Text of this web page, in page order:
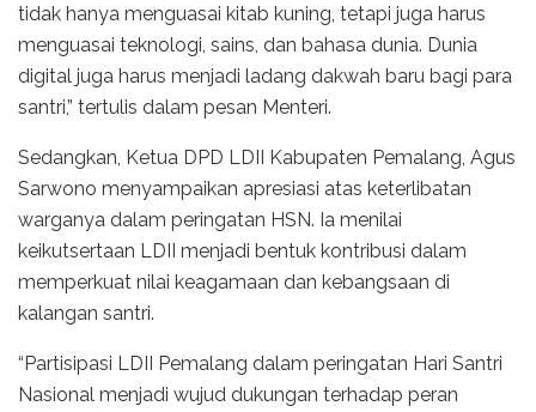
tidak hanya menguasai kitab kuning, tetapi juga harus
menguasai teknologi, sains, dan bahasa dunia. Dunia
digital juga harus menjadi ladang dakwah baru bagi para
santri,” tertulis dalam pesan Menteri.
Sedangkan, Ketua DPD LDII Kabupaten Pemalang, Agus
Sarwono menyampaikan apresiasi atas keterlibatan
warganya dalam peringatan HSN. Ia menilai
keikutsertaan LDII menjadi bentuk kontribusi dalam
memperkuat nilai keagamaan dan kebangsaan di
kalangan santri.
“Partisipasi LDII Pemalang dalam peringatan Hari Santri
Nasional menjadi wujud dukungan terhadap peran